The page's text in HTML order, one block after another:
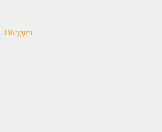
Обсудить